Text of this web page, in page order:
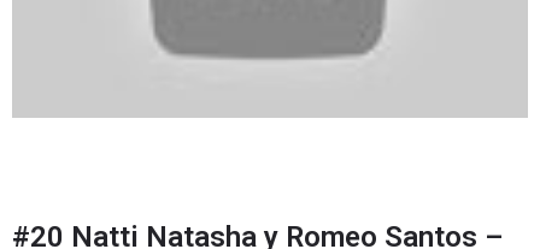
#20 Natti Natasha y Romeo Santos –